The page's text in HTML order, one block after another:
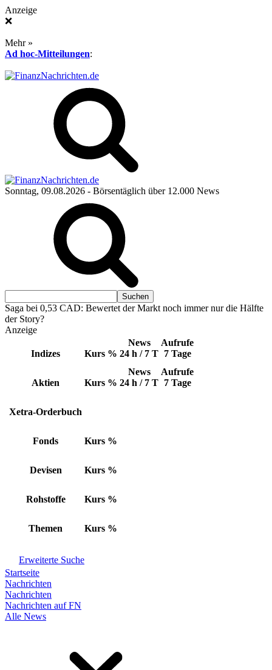
Anzeige
❌
Mehr »
Ad hoc-Mitteilungen:
Sonntag, 09.08.2026 - Börsentäglich über 12.000 News
Saga bei 0,53 CAD: Bewertet der Markt noch immer nur die Hälfte
der Story?
Anzeige
Indizes Kurs %
News
24 h / 7 T
Aufrufe
7 Tage
Aktien Kurs %
News
24 h / 7 T
Aufrufe
7 Tage
Xetra-Orderbuch
Fonds Kurs %
Devisen Kurs %
Rohstoffe Kurs %
Themen Kurs %
Erweiterte Suche
Startseite
Nachrichten
Nachrichten
Nachrichten auf FN
Alle News